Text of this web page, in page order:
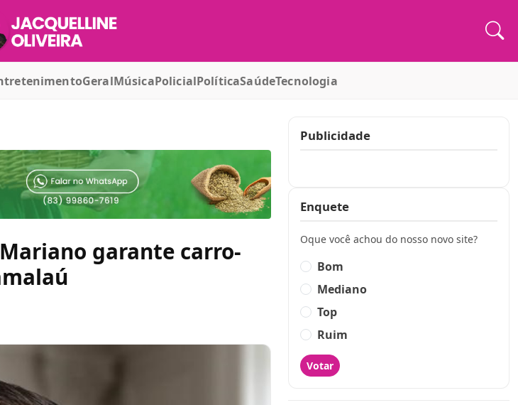
GeralMúsicaPolicialPolíticaSaúdeTecnologia
garante carro-
Publicidade
Enquete
Oque você achou do nosso novo site?
Bom
Mediano
Top
Ruim
Votar